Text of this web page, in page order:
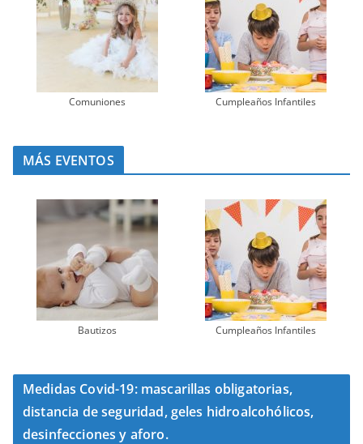
Comuniones Cumpleaños Infantiles
MÁS EVENTOS
Bautizos Cumpleaños Infantiles
Medidas Covid-19: mascarillas obligatorias,
distancia de seguridad, geles hidroalcohólicos,
desinfecciones y aforo.